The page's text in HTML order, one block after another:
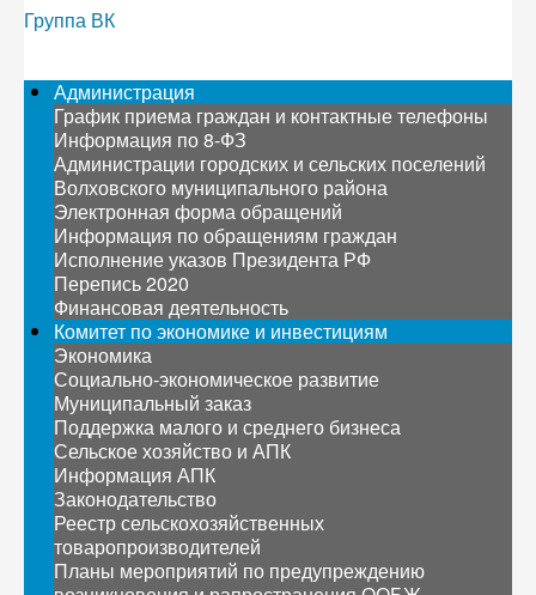
Группа ВК
Администрация
График приема граждан и контактные телефоны
Информация по 8-ФЗ
Администрации городских и сельских поселений
Волховского муниципального района
Электронная форма обращений
Информация по обращениям граждан
Исполнение указов Президента РФ
Перепись 2020
Финансовая деятельность
Комитет по экономике и инвестициям
Экономика
Социально-экономическое развитие
Муниципальный заказ
Поддержка малого и среднего бизнеса
Сельское хозяйство и АПК
Информация АПК
Законодательство
Реестр сельскохозяйственных
товаропроизводителей
Планы мероприятий по предупреждению